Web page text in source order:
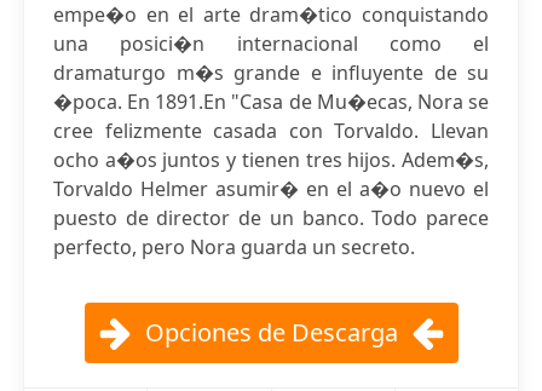
empe�o en el arte dram�tico conquistando
una posici�n internacional como el
dramaturgo m�s grande e influyente de su
�poca. En 1891.En "Casa de Mu�ecas, Nora se
cree felizmente casada con Torvaldo. Llevan
ocho a�os juntos y tienen tres hijos. Adem�s,
Torvaldo Helmer asumir� en el a�o nuevo el
puesto de director de un banco. Todo parece
perfecto, pero Nora guarda un secreto.
Opciones de Descarga